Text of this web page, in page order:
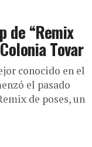
de “Remix
Tovar
conocido en el
el pasado
de poses, un